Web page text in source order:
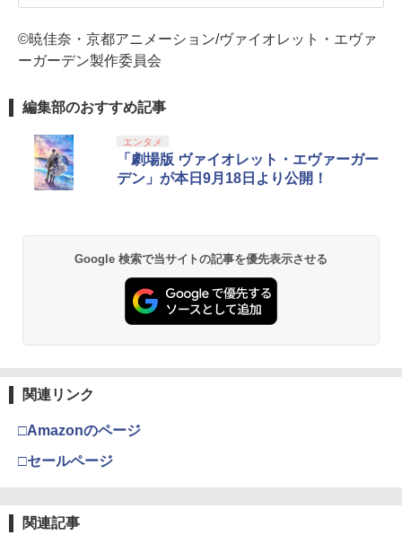
©暁佳奈・京都アニメーション/ヴァイオレット・エヴァ
ーガーデン製作委員会
編集部のおすすめ記事
エンタメ
「劇場版 ヴァイオレット・エヴァーガー
デン」が本日9月18日より公開！
Google 検索で当サイトの記事を優先表示させる
関連リンク
□Amazonのページ
□セールページ
関連記事